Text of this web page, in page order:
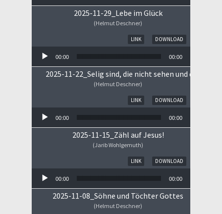
2025-11-29_Lebe im Glück
(Helmut Deschner)
DOWNLOAD
LINK
00:00 00:00
2025-11-22_Selig sind, die nicht sehen und doch
(Helmut Deschner)
DOWNLOAD
LINK
00:00 00:00
2025-11-15_Zähl auf Jesus!
(Jarib Wohlgemuth)
DOWNLOAD
LINK
00:00 00:00
2025-11-08_Söhne und Töchter Gottes
(Helmut Deschner)